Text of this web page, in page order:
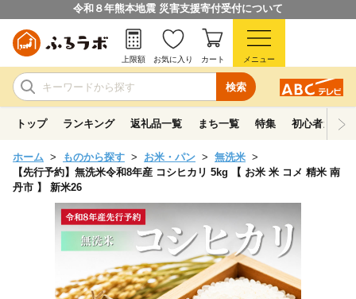
令和８年熊本地震 災害支援寄付受付について
検索
上限額 お気に入り カート メニュー
トップ ランキング 返礼品一覧 まち一覧 特集 初心者ガイド
ホーム ものから探す お米・パン
無洗米
【先行予約】無洗米令和8年産 コシヒカリ 5kg 【 お米 米 コメ 精米 南
丹市 】 新米26